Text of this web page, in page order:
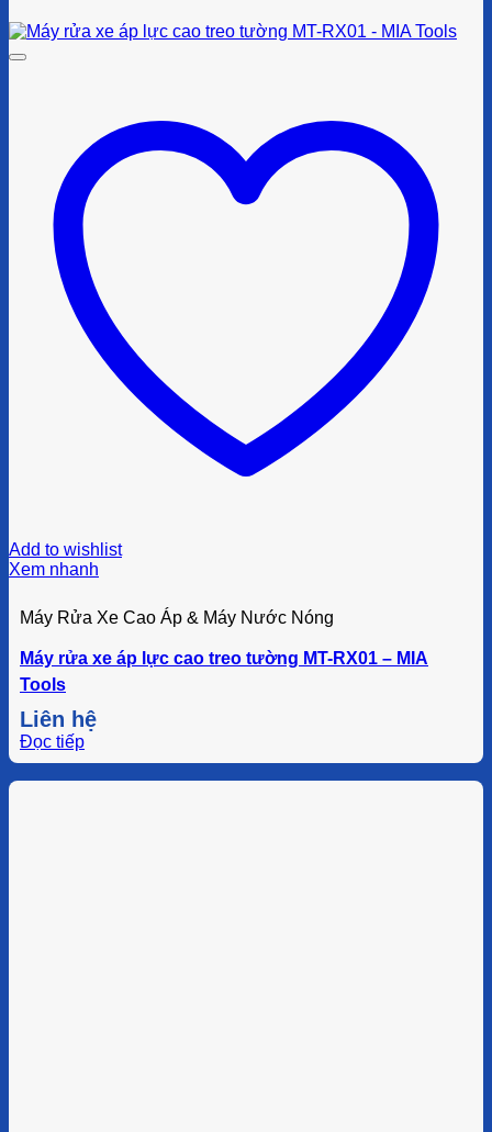
Add to wishlist
Xem nhanh
Máy Rửa Xe Cao Áp & Máy Nước Nóng
Máy rửa xe áp lực cao treo tường MT-RX01 – MIA
Tools
Liên hệ
Đọc tiếp